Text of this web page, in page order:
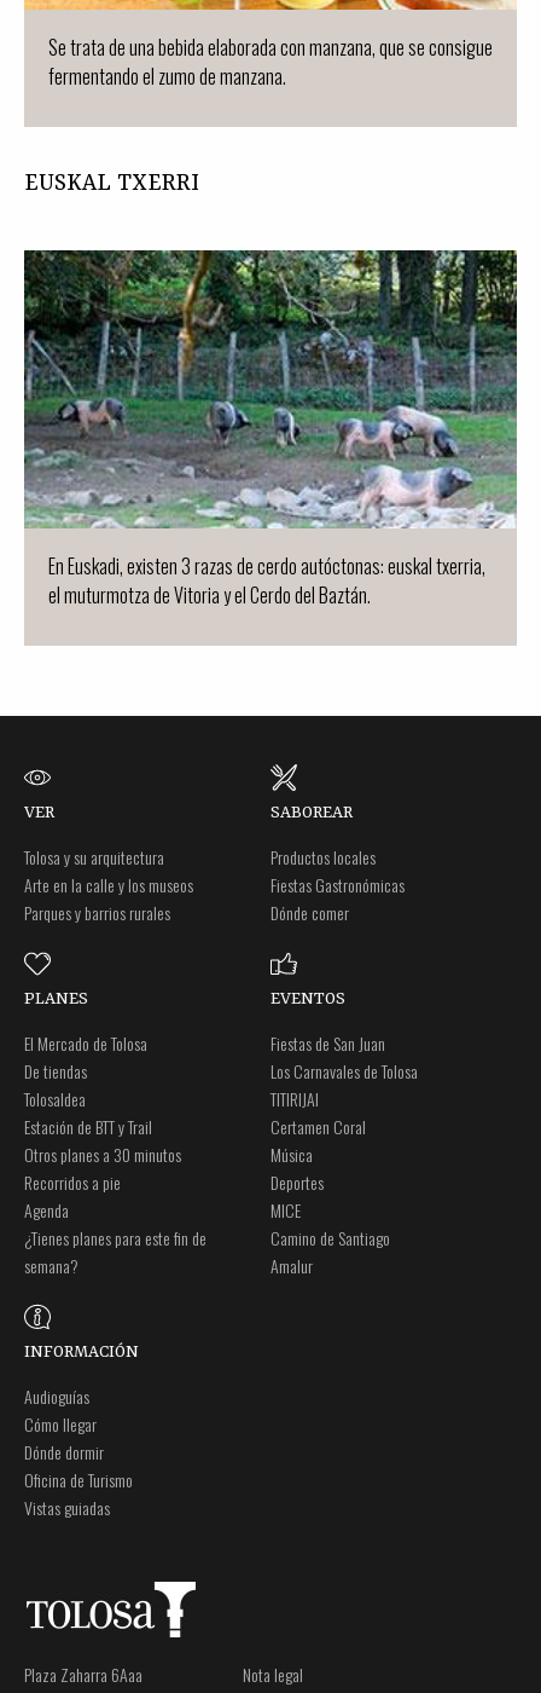
Se trata de una bebida elaborada con manzana, que se consigue
fermentando el zumo de manzana.
EUSKAL TXERRI
En Euskadi, existen 3 razas de cerdo autóctonas: euskal txerria,
el muturmotza de Vitoria y el Cerdo del Baztán.
VER
Tolosa y su arquitectura
Arte en la calle y los museos
Parques y barrios rurales
SABOREAR
Productos locales
Fiestas Gastronómicas
Dónde comer
PLANES
El Mercado de Tolosa
De tiendas
Tolosaldea
Estación de BTT y Trail
Otros planes a 30 minutos
Recorridos a pie
Agenda
¿Tienes planes para este fin de
semana?
EVENTOS
Fiestas de San Juan
Los Carnavales de Tolosa
TITIRIJAI
Certamen Coral
Música
Deportes
MICE
Camino de Santiago
Amalur
INFORMACIÓN
Audioguías
Cómo llegar
Dónde dormir
Oficina de Turismo
Vistas guiadas
Plaza Zaharra 6Aaa
Nota legal